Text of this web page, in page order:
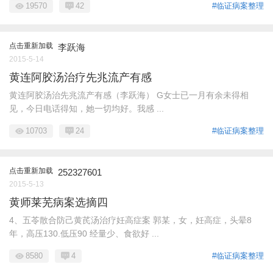
#临证病案整理
19570 42
点击重新加载 李跃海
2015-5-14
黄连阿胶汤治疗先兆流产有感
黄连阿胶汤治先兆流产有感（李跃海） G女士已一月有余未得相
见，今日电话得知，她一切均好。我感 ...
#临证病案整理
10703 24
点击重新加载 252327601
2015-5-13
黄师莱芜病案选摘四
4、五苓散合防己黄芪汤治疗妊高症案 郭某，女，妊高症，头晕8
年，高压130.低压90 经量少、食欲好 ...
#临证病案整理
8580 4